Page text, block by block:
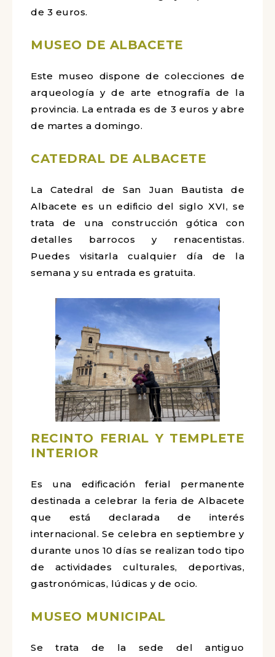
de 3 euros.
MUSEO DE ALBACETE
Este museo dispone de colecciones de
arqueología y de arte etnografía de la
provincia. La entrada es de 3 euros y abre
de martes a domingo.
CATEDRAL DE ALBACETE
La Catedral de San Juan Bautista de
Albacete es un edificio del siglo XVI, se
trata de una construcción gótica con
detalles barrocos y renacentistas.
Puedes visitarla cualquier día de la
semana y su entrada es gratuita.
RECINTO FERIAL Y TEMPLETE
INTERIOR
Es una edificación ferial permanente
destinada a celebrar la feria de Albacete
que está declarada de interés
internacional. Se celebra en septiembre y
durante unos 10 días se realizan todo tipo
de actividades culturales, deportivas,
gastronómicas, lúdicas y de ocio.
MUSEO MUNICIPAL
Se trata de la sede del antiguo